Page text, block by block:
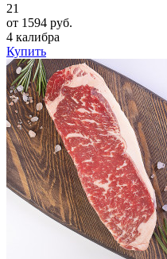
21
от 1594 руб.
4 калибра
Купить